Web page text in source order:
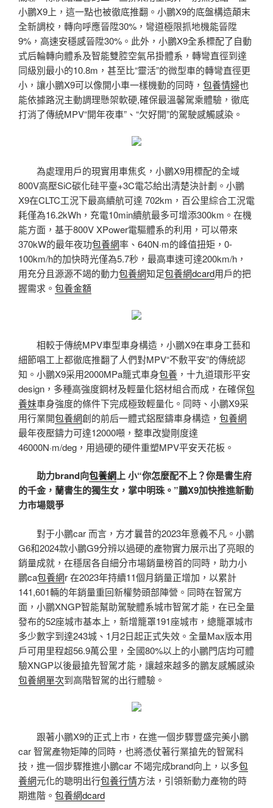
小鵬X9上，這一點也被徹底推翻。小鵬X9的底盤構造顛末
全新調校，轉向呼應晉陞30%，彎道極限抓地機能晉陞
9%，高速安穩感晉陞30%。此外，小鵬X9全系標配了自動
式后輪轉向體系及智能雙腔空氣吊掛體系，轉彎直徑到達
同級別最小的10.8m，甚至比“靈活”的微型車的轉彎直徑更
小，讓小鵬X9可以像開小車一樣機動的同時， 包養情婦也
能依據路況主動調理懸架軟硬,確保最溫馨駕乘體驗，徹底
打消了傳統MPV“開年夜車”、“欠好開”的駕駛感觸感染。
為處理用戶的現實用車焦炙，小鵬X9用標配的全域
800V高壓SiC碳化硅平臺+3C電芯給出清楚決計劃。小鵬
X9在CLTC工況下最高續航可達 702km，百公里綜合工況電
耗僅為16.2kWh，充電10min續航最多可增添300km。在機
能方面，基于800V XPower電驅體系的利用，可以帶來
370kW的最年夜功包養網率、640N·m的峰值扭矩，0-
100km/h的加快時光僅為5.7秒，最高車速可達200km/h，
用充分且源源不竭的動力包養網知足包養網dcard用戶的把
握需求。 包養金額
相較于傳統MPV車型車身構造，小鵬X9在車身工藝和
細節唱工上都徹底推翻了人們對MPV“不敷平安”的傳統認
知。小鵬X9采用2000MPa籠式車身包養 ，十九道環形平安
design，多種高強度鋼材及輕量化鋁材組合而成，在確保包
養妹車身強度的條件下完成極致輕量化。同時、小鵬X9采
用行業開包養網創的前后一體式鋁壓鑄車身構造， 包養網
最年夜壓鑄力可達12000噸，整車改變剛度達
46000N·m/deg，用過硬的硬件重塑MPV平安天花板。
助力brand向包養網上 小“你怎麼配不上？你是書生府
的千金，蘭書生的獨生女，掌中明珠。”鵬X9加快推進新動
力市場競爭
對于小鵬car 而言，方才曩昔的2023年意義不凡。小鵬
G6和2024款小鵬G9分辨以過硬的產物實力展示出了亮眼的
銷量成就，在穩居各自細分市場銷量榜首的同時，助力小
鵬ca包養網r 在2023年持續11個月銷量正增加，以累計
141,601輛的年銷量重回新權勢頭部陣營。同時在智駕方
面，小鵬XNGP智能幫助駕駛體系城市智駕才能，在已全量
發布的52座城市基本上，新增籠罩191座城市，總籠罩城市
多少數字到達243城、1月2日起正式失效。全量Max版本用
戶可用里程超56.9萬公里，全國80%以上的小鵬門店均可體
驗XNGP以後最搶先智駕才能，讓越來越多的鵬友感觸感染
包養網單次到高階智駕的出行體驗。
跟著小鵬X9的正式上市，在進一個步驟豐盛完美小鵬
car 智駕產物矩陣的同時，也將憑仗著行業搶先的智駕科
技，進一個步驟推進小鵬car 不竭完成brand向上，以多包
養網元化的聰明出行包養行情方法，引領新動力產物的時
期進階。 包養網dcard